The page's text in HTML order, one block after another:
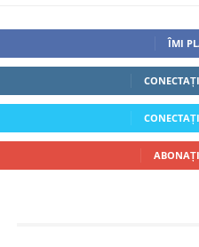
ÎMI